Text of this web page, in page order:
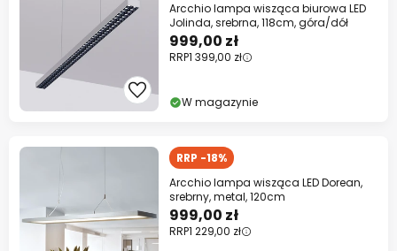
Arcchio lampa wisząca biurowa LED
Jolinda, srebrna, 118cm, góra/dół
999,00 zł
RRP1 399,00 zł
W magazynie
RRP -18%
Arcchio lampa wisząca LED Dorean,
srebrny, metal, 120cm
999,00 zł
RRP1 229,00 zł